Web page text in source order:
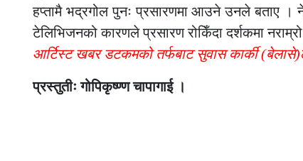
हप्तामै भद्रगोल पुनः प्रसारणमा आउने उनले बताए ।
टेलिभिजनको कारणले प्रसारण रोकिँदा दर्शकमा
आर्टिस्ट खबर डटकमको तर्फबाट सुवास कार्की
प्रस्तुतीः गोपिकृष्ण्ण चापागाई ।